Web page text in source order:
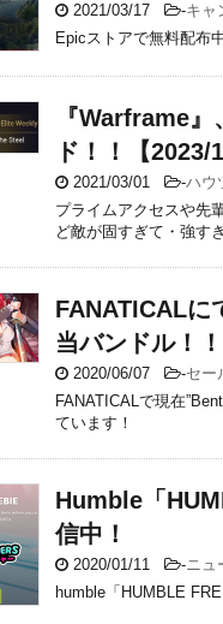
2021/03/17 -キャ
Epicストアで無料配布
『Warframe
ド！！【2023/
2021/03/01 -ハウ
プライムアクセスや先
ど敵が固すぎて・強す
FANATICALに
当バンドル！！
2020/06/07 -セー
FANATICALで現在
ています！
Humble「
信中！
2020/01/11 -ニュ
humble「HUMBLE